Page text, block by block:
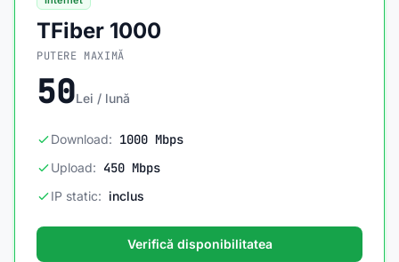
TFiber 1000
PUTERE MAXIMĂ
50Lei / lună
Download: 1000 Mbps
Upload: 450 Mbps
IP static: inclus
Verifică disponibilitatea